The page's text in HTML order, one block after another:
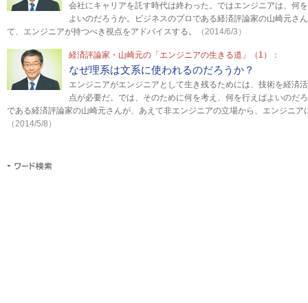
会社にキャリアを託す時代は終わった。ではエンジニアは、何
よいのだろうか。ビジネスのプロである経済評論家の山崎元さ
て、エンジニアが持つべき視点をアドバイスする。
（2014/6/3）
経済評論家・山崎元の「エンジニアの生きる道」（1）：
なぜ理系は文系に使われるのだろうか？
エンジニアがエンジニアとして生き残るためには、技術を経済
点が必要だ。では、そのために何を考え、何を行えばよいのだ
である経済評論家の山崎元さんが、あえて非エンジニアの立場から、エンジニ
（2014/5/8）